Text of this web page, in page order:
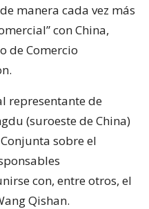
manera cada vez más
con China,
de Comercio
representante de
(suroeste de China)
sobre el
con, entre otros, el
Qishan.